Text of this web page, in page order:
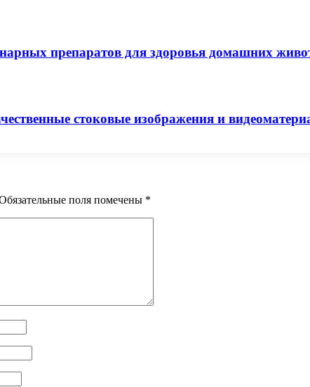
препаратов для здоровья домашних
стоковые изображения и
поля помечены *